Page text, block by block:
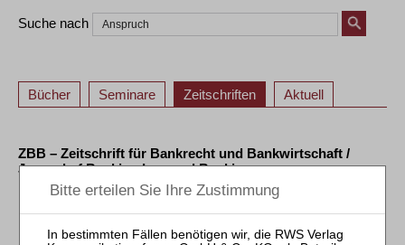
Suche nach
Bücher Seminare Zeitschriften Aktuell
ZBB – Zeitschrift für Bankrecht und Bankwirtschaft /
Journal of Banking Law and Banking
< 108 109 110 111 112 113 114
117